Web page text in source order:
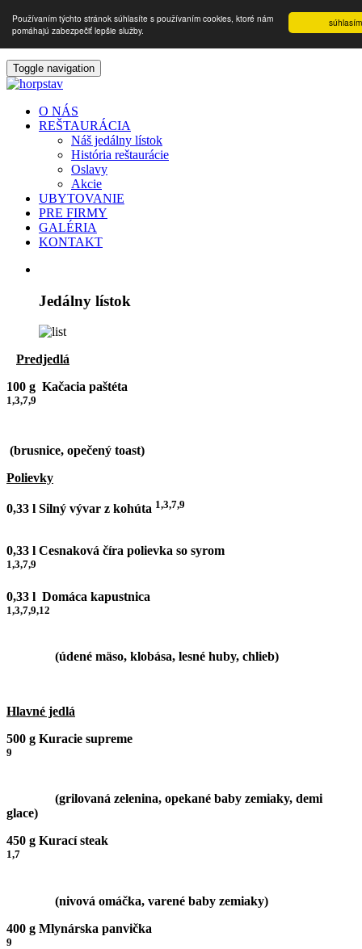
súhlasím
Používaním týchto stránok súhlasíte s používaním cookies, ktoré nám
pomáhajú zabezpečiť lepšie služby.
Toggle navigation
O NÁS
REŠTAURÁCIA
Náš jedálny lístok
História reštaurácie
Oslavy
Akcie
UBYTOVANIE
PRE FIRMY
GALÉRIA
KONTAKT
Jedálny lístok
Predjedlá
100 g Kačacia paštéta
1,3,7,9
(brusnice, opečený toast)
Polievky
0,33 l Silný vývar z kohúta 1,3,7,9
0,33 l Cesnaková číra polievka so syrom
1,3,7,9
0,33 l Domáca kapustnica
1,3,7,9,12
(údené mäso, klobása, lesné huby, chlieb)
Hlavné jedlá
500 g Kuracie supreme
9
(grilovaná zelenina, opekané baby zemiaky, demi
glace)
450 g Kurací steak
1,7
(nivová omáčka, varené baby zemiaky)
400 g Mlynárska panvička
9